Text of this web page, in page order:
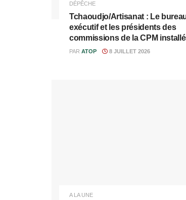
DÉPÊCHE
Tchaoudjo/Artisanat : Le
exécutif et les présidents des
commissions de la CPM
PAR ATOP 8 JUILLET 2026
A LA UNE